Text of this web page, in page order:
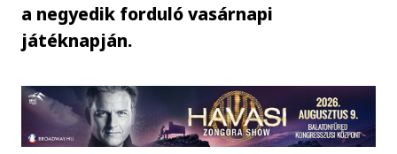
a negyedik forduló vasárnapi
játéknapján.